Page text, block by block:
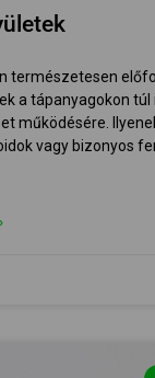
természetesen
a tápanyagokon túl
működésére.
vagy bizonyos